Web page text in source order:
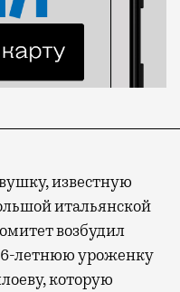
известную
итальянской
возбудил
летнюю уроженку
которую